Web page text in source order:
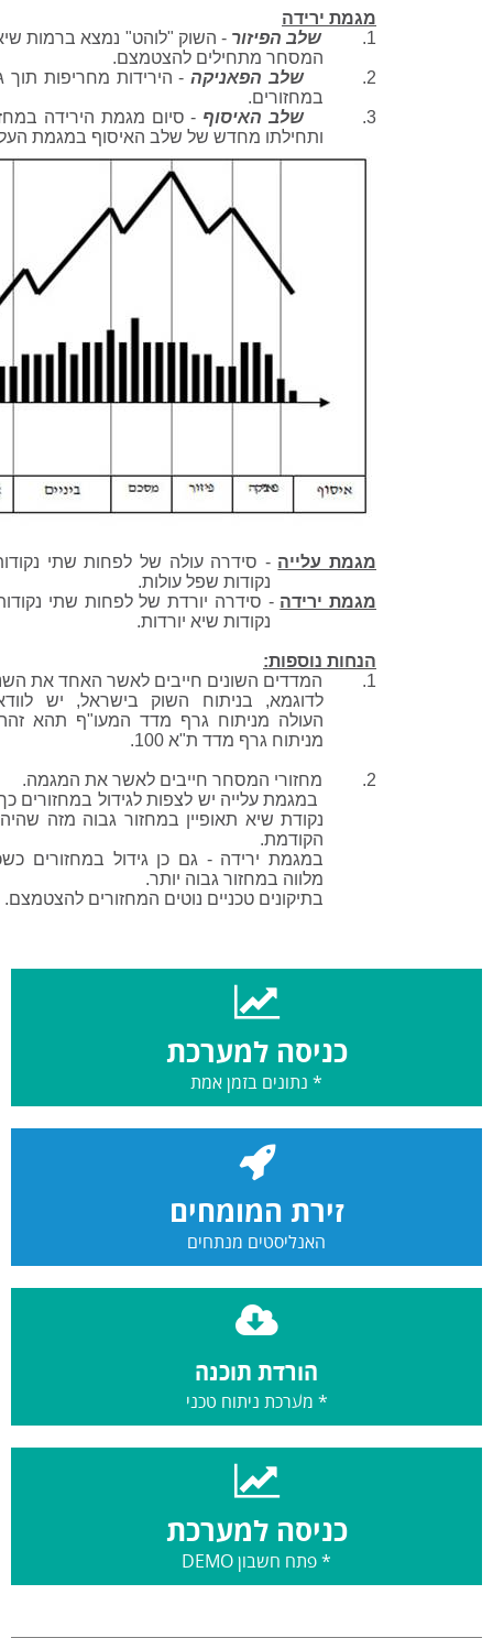
מגמת ירידה
1.
שלב הפיזור- השוק "לוהט" נמצא ברמות
המסחר מתחילים להצטמצם.
2.
שלב הפאניקה - הירידות מחריפות תוך
במחזורים.
3.
שלב האיסוף - סיום מגמת הירידה
ותחילתו מחדש של שלב האיסוף במגמת
מגמת עלייה - סידרה עולה של לפחות שתי
נקודות שפל עולות.
מגמת ירידה - סידרה יורדת של לפחות שתי
נקודות שיא יורדות.
הנחות נוספות:
1. המדדים השונים חייבים לאשר האחד את השני.
לדוגמא, בניתוח השוק בישראל, יש
העולה מניתוח גרף מדד המעו"ף תהא
מניתוח גרף מדד ת"א 100.
2. מחזורי המסחר חייבים לאשר את המגמה.
במגמת עלייה יש לצפות לגידול במחזורים
נקודת שיא תאופיין במחזור גבוה מזה
הקודמת.
במגמת ירידה - גם כן גידול במחזורים
מלווה במחזור גבוה יותר.
בתיקונים טכניים נוטים המחזורים להצטמצם.
כניסה למערכת
* נתונים בזמן אמת
זירת המומחים
האנליסטים מנתחים
הורדת תוכנה
* מערכת ניתוח טכני
כניסה למערכת
* פתח חשבון DEMO